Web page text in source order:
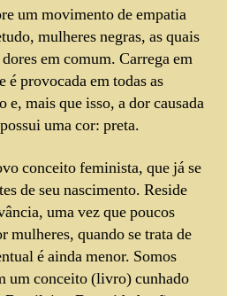
um movimento de empatia
mulheres negras, as quais
em comum. Carrega em
é provocada em todas as
e, mais que isso, a dor causada
uma cor: preta.
conceito feminista, que já se
de seu nascimento. Reside
uma vez que poucos
mulheres, quando se trata de
é ainda menor. Somos
um conceito (livro) cunhado